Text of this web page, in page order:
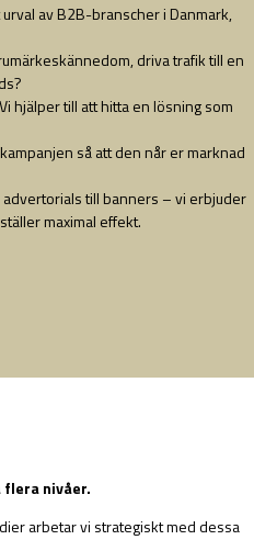
av B2B-branscher i Danmark,
driva trafik till en
Vi hjälper till att hitta en lösning som
så att den når er marknad
advertorials till banners – vi erbjuder
maximal effekt.
flera nivåer.
arbetar vi strategiskt med dessa